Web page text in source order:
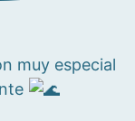
muy especial